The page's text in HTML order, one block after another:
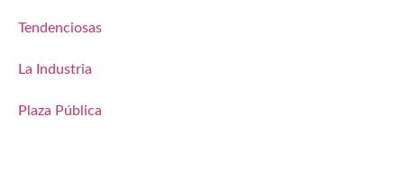
Tendenciosas
La Industria
Plaza Pública